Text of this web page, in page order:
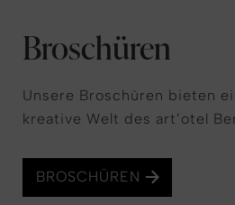
Broschüren
Unsere Broschüren bieten
kreative Welt des art’otel
BROSCHÜREN